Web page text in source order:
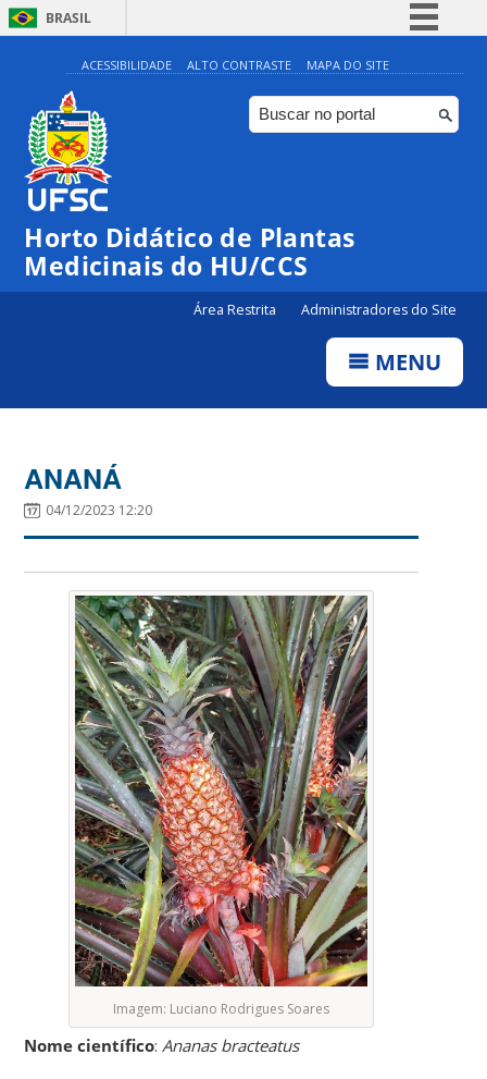
BRASIL
Simplifique!
Comunica BR
Participe
Canais
ACESSIBILIDADE ALTO CONTRASTE MAPA DO SITE
Horto Didático de Plantas
Medicinais do HU/CCS
Área Restrita Administradores do Site
MENU
ANANÁ
04/12/2023 12:20
Imagem: Luciano Rodrigues Soares
Nome científico: Ananas bracteatus